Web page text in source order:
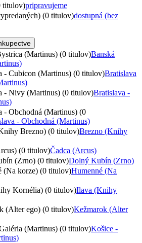
titulov)pripravujeme
(0 titulov)dostupná (bez
(Martinus) (0 titulov)Banská
- Cubicon (Martinus) (0 titulov)Bratislava
- Nivy (Martinus) (0 titulov)Bratislava -
- Obchodná (Martinus) (0
- Obchodná (Martinus)
Brezno) (0 titulov)Brezno (Knihy
(0 titulov)Čadca (Arcus)
(Zrno) (0 titulov)Dolný Kubín (Zrno)
(Na korze) (0 titulov)Humenné (Na
Kornélia) (0 titulov)Ilava (Knihy
(Alter ego) (0 titulov)Kežmarok (Alter
(Martinus) (0 titulov)Košice -